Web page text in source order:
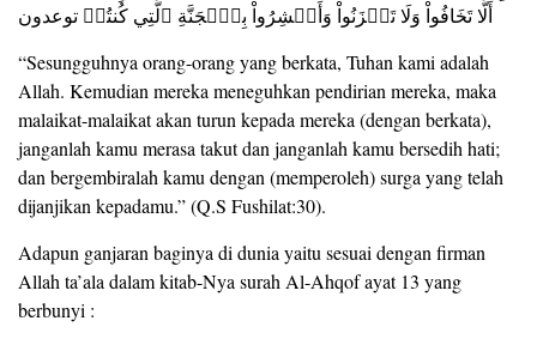
أَلَّا تَخَافُواْ وَلَا تَحۡزَنُواْ وَأَبۡشِرُواْ بِٱلۡجَنَّةِ ٱلَّتِي كُنتُمۡ توعدون
“Sesungguhnya orang-orang yang berkata, Tuhan kami adalah
Allah. Kemudian mereka meneguhkan pendirian mereka, maka
malaikat-malaikat akan turun kepada mereka (dengan berkata),
janganlah kamu merasa takut dan janganlah kamu bersedih hati;
dan bergembiralah kamu dengan (memperoleh) surga yang telah
dijanjikan kepadamu.” (Q.S Fushilat:30).
Adapun ganjaran baginya di dunia yaitu sesuai dengan firman
Allah ta’ala dalam kitab-Nya surah Al-Ahqof ayat 13 yang
berbunyi :